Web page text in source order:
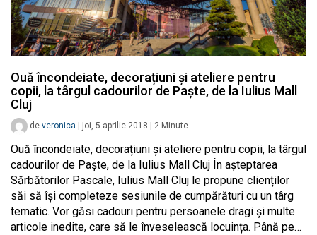
Ouă încondeiate, decorațiuni și ateliere pentru
copii, la târgul cadourilor de Paște, de la Iulius Mall
Cluj
de veronica joi, 5 aprilie 2018 2 Minute
Ouă încondeiate, decorațiuni și ateliere pentru copii, la târgul
cadourilor de Paște, de la Iulius Mall Cluj În așteptarea
Sărbătorilor Pascale, Iulius Mall Cluj le propune clienților
săi să își completeze sesiunile de cumpărături cu un târg
tematic. Vor găsi cadouri pentru persoanele dragi și multe
articole inedite, care să le înveselească locuința. Până pe…